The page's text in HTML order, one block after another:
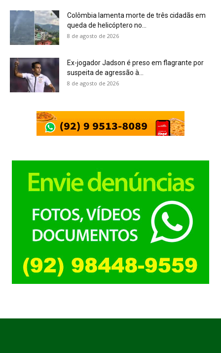
Colômbia lamenta morte de três cidadãs em
queda de helicóptero no...
8 de agosto de 2026
Ex-jogador Jadson é preso em flagrante por
suspeita de agressão à...
8 de agosto de 2026